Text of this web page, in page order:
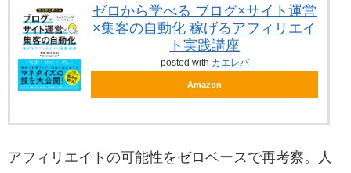
ゼロから学べる ブログ×サイト運営
×集客の自動化 稼げるアフィリエイ
ト実践講座
posted with カエレバ
Amazon
アフィリエイトの可能性をゼロベースで再考察。人